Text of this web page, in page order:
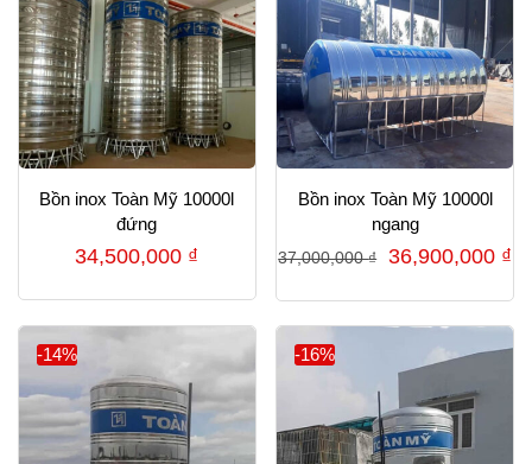
Bồn inox Toàn Mỹ 10000l
đứng
34,500,000 ₫
Bồn inox Toàn Mỹ 10000l
ngang
37,000,000₫
Giá
là:
37,000,000 ₫.
36,900,000 ₫
-14% -16%